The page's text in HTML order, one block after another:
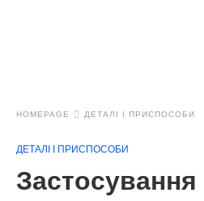
HOMEPAGE ДЕТАЛІ І ПРИСПОСОБИ
ДЕТАЛІ І ПРИСПОСОБИ
Застосування